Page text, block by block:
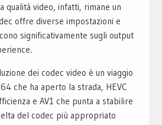
qualità video, infatti, rimane un
offre diverse impostazioni e
significativamente sugli output
dei codec video è un viaggio
che ha aperto la strada, HEVC
e AV1 che punta a stabilire
del codec più appropriato